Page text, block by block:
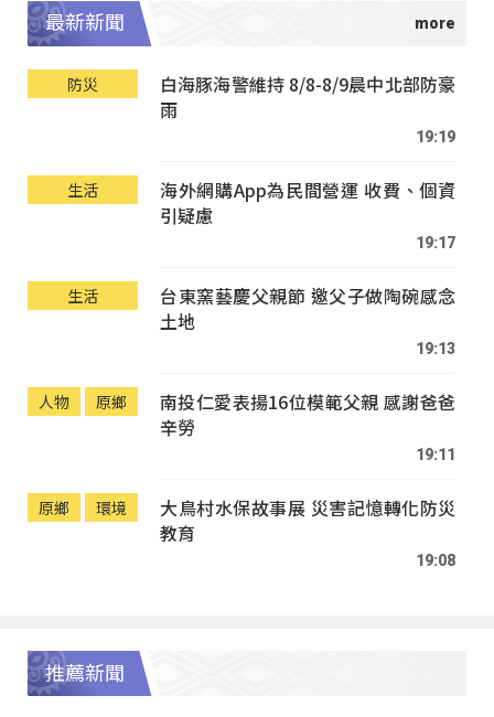
最新新聞
防災
白海豚海警維持 8/8-8/9晨中北部防豪
雨
19:19
生活
海外網購App為民間營運 收費、個資
引疑慮
19:17
生活
台東窯藝慶父親節 邀父子做陶碗感念
土地
19:13
人物 原鄉
南投仁愛表揚16位模範父親 感謝爸爸
辛勞
19:11
原鄉 環境
大鳥村水保故事展 災害記憶轉化防災
教育
19:08
推薦新聞